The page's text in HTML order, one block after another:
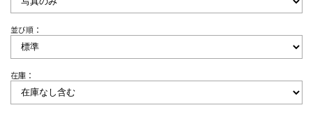
並び順：
在庫：